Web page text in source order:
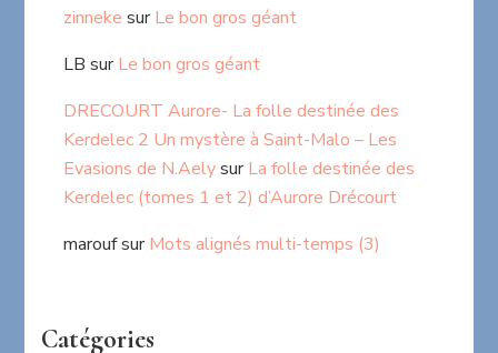
zinneke surLe bon gros géant
LB surLe bon gros géant
DRECOURT Aurore- La folle destinée des
Kerdelec 2 Un mystère à Saint-Malo – Les
Evasions de N.AelysurLa folle destinée des
Kerdelec (tomes 1 et 2) d’Aurore Drécourt
maroufsurMots alignés multi-temps (3)
Catégories